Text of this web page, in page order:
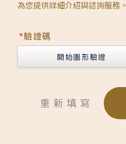
為您提供詳細介紹與諮詢服務。
*驗證碼
開始圖形驗證